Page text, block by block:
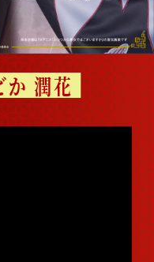
潤花